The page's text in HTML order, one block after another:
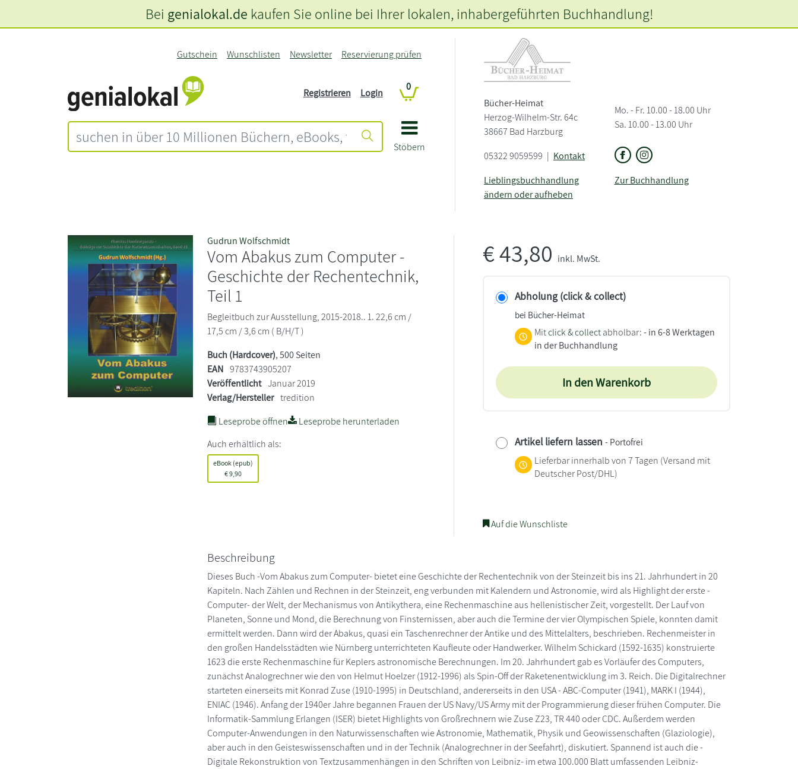
Stöbern
Gutschein Wunschlisten Newsletter Reservierung prüfen
Registrieren Login
0
Bücher-Heimat
Herzog-Wilhelm-Str. 64c
38667 Bad Harzburg
Mo. - Fr. 10.00 - 18.00 Uhr
Sa. 10.00 - 13.00 Uhr
05322 9059599 | Kontakt
Lieblingsbuchhandlung
ändern oder aufheben
Zur Buchhandlung
Bei genialokal.de kaufen Sie online bei Ihrer lokalen, inhabergeführten Buchhandlung!
Gudrun Wolfschmidt
Vom Abakus zum Computer -
Geschichte der Rechentechnik,
Teil 1
Begleitbuch zur Ausstellung, 2015-2018.. 1. 22,6 cm /
17,5 cm / 3,6 cm ( B/H/T )
Buch (Hardcover), 500 Seiten
EAN 9783743905207
Veröffentlicht Januar 2019
Verlag/Hersteller tredition
Leseprobe öffnen
Leseprobe herunterladen
Auch erhältlich als:
eBook (epub)
€9,90
€43,80 inkl. MwSt.
Abholung (click & collect)
bei Bücher-Heimat
Mitclick & collect abholbar:- in 6-8 Werktagen
in der Buchhandlung
In den Warenkorb
Artikel liefern lassen - Portofrei
Lieferbar innerhalb von 7 Tagen (Versand mit
Deutscher Post/DHL)
Auf die Wunschliste
Beschreibung
Dieses Buch -Vom Abakus zum Computer- bietet eine Geschichte der Rechentechnik von der Steinzeit bis ins 21. Jahrhundert in 20
Kapiteln. Nach Zählen und Rechnen in der Steinzeit, eng verbunden mit Kalendern und Astronomie, wird als Highlight der erste -
Computer- der Welt, der Mechanismus von Antikythera, eine Rechenmaschine aus hellenistischer Zeit, vorgestellt. Der Lauf von
Planeten, Sonne und Mond, die Berechnung von Finsternissen, aber auch die Termine der vier Olympischen Spiele, konnten damit
ermittelt werden. Dann wird der Abakus, quasi ein Taschenrechner der Antike und des Mittelalters, beschrieben. Rechenmeister in
den großen Handelsstädten wie Nürnberg unterrichteten Kaufleute oder Handwerker. Wilhelm Schickard (1592-1635) konstruierte
1623 die erste Rechenmaschine für Keplers astronomische Berechnungen. Im 20. Jahrhundert gab es Vorläufer des Computers,
zunächst Analogrechner wie den von Helmut Hoelzer (1912-1996) als Spin-Off der Raketenentwicklung im 3. Reich. Die Digitalrechner
starteten einerseits mit Konrad Zuse (1910-1995) in Deutschland, andererseits in den USA - ABC-Computer (1941), MARK I (1944),
ENIAC (1946). Anfang der 1940er Jahre begannen Frauen der US Navy/US Army mit der Programmierung dieser frühen Computer. Die
Informatik-Sammlung Erlangen (ISER) bietet Highlights von Großrechnern wie Zuse Z23, TR 440 oder CDC. Außerdem werden
Computer-Anwendungen in den Naturwissenschaften wie Astronomie, Mathematik, Physik und Geowissenschaften (Glaziologie),
aber auch in den Geisteswissenschaften und in der Technik (Analogrechner in der Seefahrt), diskutiert. Spannend ist auch die -
Digitale Rekonstruktion von Textzusammenhängen in den Schriften von Leibniz- im etwa 100.000 Blatt umfassenden Leibniz-